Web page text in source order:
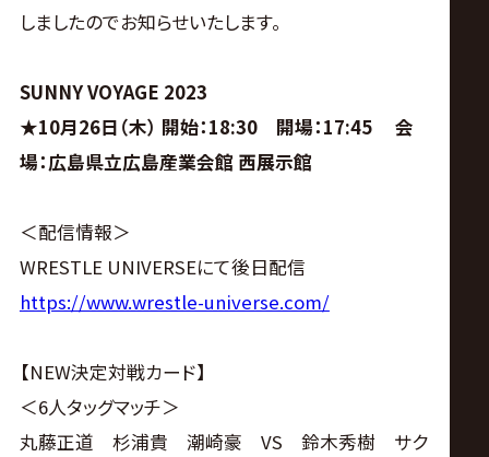
ア
公
式
サ
イ
ト
しましたのでお知らせいたします。
SUNNY VOYAGE 2023
★10月26日（木） 開始：18:30 開場：17:45 会
場：広島県立広島産業会館 西展示館
＜配信情報＞
WRESTLE UNIVERSEにて後日配信
https://www.wrestle-universe.com/
【NEW決定対戦カード】
＜6人タッグマッチ＞
丸藤正道 杉浦貴 潮崎豪 VS 鈴木秀樹 サク